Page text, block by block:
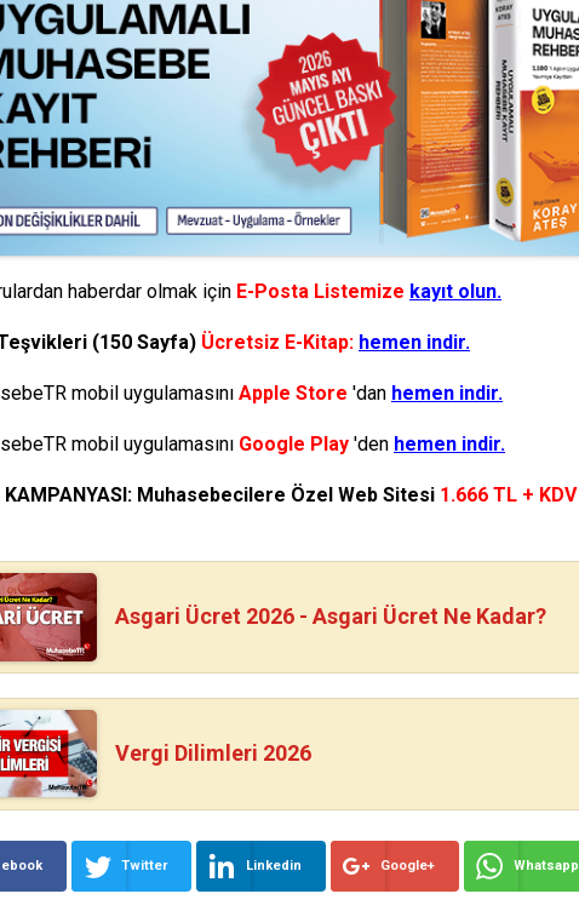
haberdar olmak için E-Posta Listemize kayıt olun.
(150 Sayfa) Ücretsiz E-Kitap: hemen indir.
mobil uygulamasını Apple Store 'dan hemen indir.
mobil uygulamasını Google Play 'den hemen indir.
KAMPANYASI: Muhasebecilere Özel Web Sitesi 1.666 TL + KDV
Asgari Ücret 2026 - Asgari Ücret Ne Kadar?
Vergi Dilimleri 2026
Twitter Linkedin Google+ Whatsapp